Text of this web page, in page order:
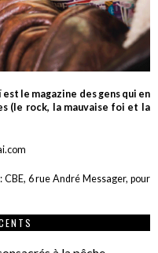
le magazine des gens qui en
(le rock, la mauvaise foi et la
6 rue André Messager, pour